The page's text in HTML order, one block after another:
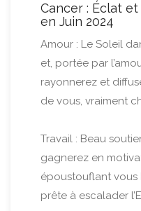
Cancer : Éclat
en Juin 2024
Amour : Le Soleil
et, portée par
rayonnerez et
de vous, vraiment
Travail : Beau
gagnerez en
époustouflant vous
prête à escalader